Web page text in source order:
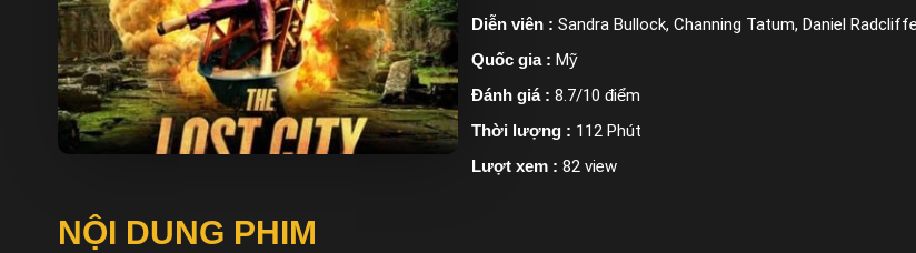
Diễn viên : Sandra Bullock, Channing Tatum, Daniel
Quốc gia : Mỹ
Đánh giá : 8.7/10 điểm
Thời lượng : 112 Phút
Lượt xem : 82 view
NỘI DUNG PHIM